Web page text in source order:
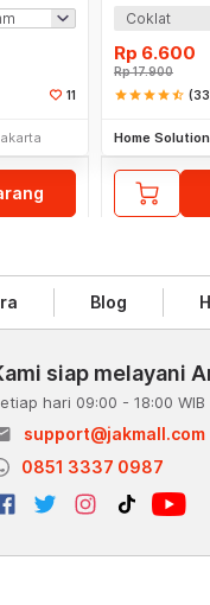
11
Coklat
Rp 6.600
Rp17.900
starstarstarstarstar_half
Home Solution
Blog
siap melayani
hari 09:00 - 18:00 WIB
support@jakmall.com
0851 3337 0987